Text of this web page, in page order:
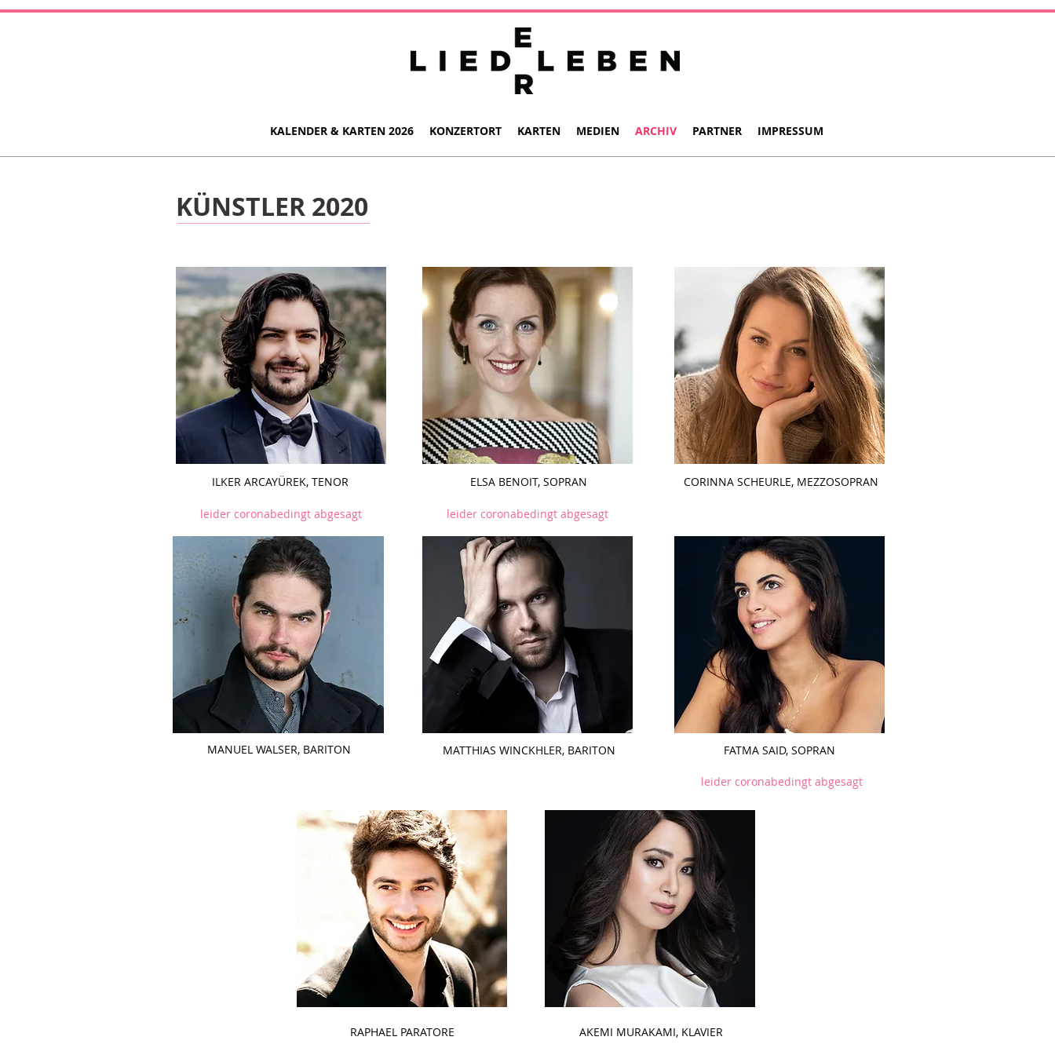
KALENDER & KARTEN 2026 KONZERTORT KARTEN MEDIEN ARCHIV PARTNER IMPRESSUM
KÜNSTLER 2020
ILKER ARCAYÜREK, TENOR
leider coronabedingt abgesagt
MANUEL WALSER, BARITON
ELSA BENOIT, SOPRAN
leider coronabedingt abgesagt
MATTHIAS WINCKHLER, BARITON
CORINNA SCHEURLE, MEZZOSOPRAN
FATMA SAID, SOPRAN
leider coronabedingt abgesagt
RAPHAEL PARATORE AKEMI MURAKAMI, KLAVIER